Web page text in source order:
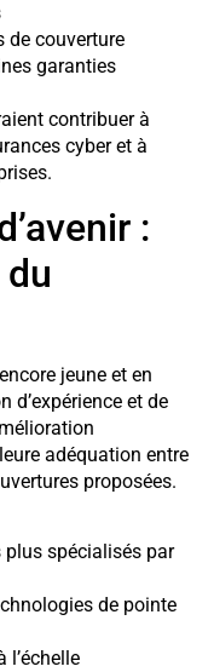
de couverture
garanties
contribuer à
cyber et à
:
jeune et en
d’expérience et de
adéquation entre
proposées.
plus spécialisés par
de pointe
l’échelle